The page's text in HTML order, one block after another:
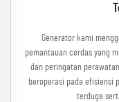
Generator kami
pemantauan cerdas yang
dan peringatan
beroperasi pada efisiensi
terduga